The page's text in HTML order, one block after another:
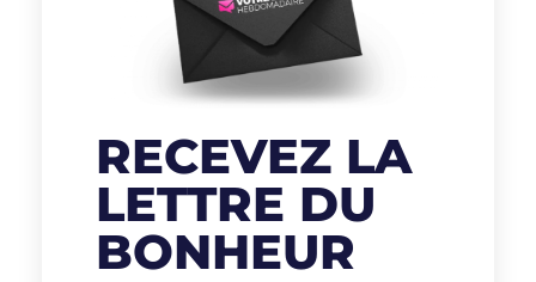
RECEVEZ LA
LETTRE DU
BONHEUR